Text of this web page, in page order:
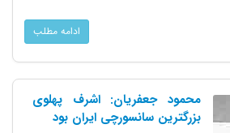
ادامه مطلب
محمود جعفریان: اشرف پهلوی
بزرگترین سانسورچی ایران بود